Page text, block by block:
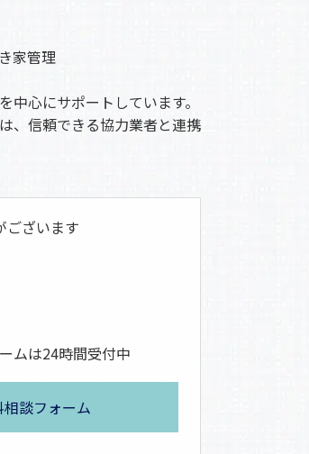
家管理
心にサポートしています。
、信頼できる協力業者と連携
ございます
ムは24時間受付中
談フォーム